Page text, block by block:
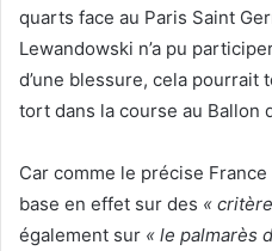
quarts face au Paris Saint
Lewandowski n’a pu
d’une blessure, cela pourrait
tort dans la course au Ballon
Car comme le précise France
base en effet sur des «
également sur « le palmarès